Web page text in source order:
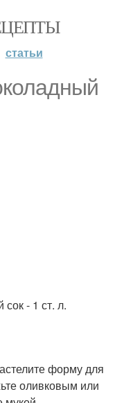
статьи
- 1 ст. л.
форму для
оливковым или